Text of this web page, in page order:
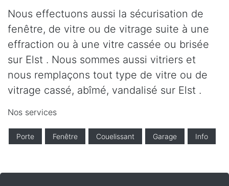
Nous effectuons aussi la sécurisation de
fenêtre, de vitre ou de vitrage suite à une
effraction ou à une vitre cassée ou brisée
sur Elst . Nous sommes aussi vitriers et
nous remplaçons tout type de vitre ou de
vitrage cassé, abîmé, vandalisé sur Elst .
Nos services
Porte Fenêtre Couelissant Garage Info